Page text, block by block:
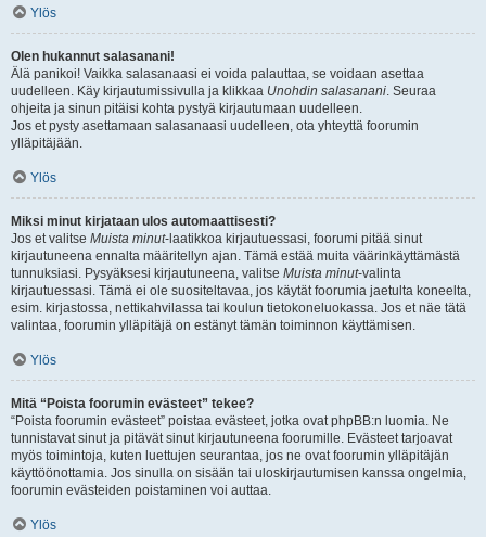
Ylös
Olen hukannut salasanani!
Älä panikoi! Vaikka salasanaasi ei voida palauttaa, se voidaan asettaa
uudelleen. Käy kirjautumissivulla ja klikkaa Unohdin salasanani. Seuraa
ohjeita ja sinun pitäisi kohta pystyä kirjautumaan uudelleen.
Jos et pysty asettamaan salasanaasi uudelleen, ota yhteyttä foorumin
ylläpitäjään.
Ylös
Miksi minut kirjataan ulos automaattisesti?
Jos et valitse Muista minut-laatikkoa kirjautuessasi, foorumi pitää sinut
kirjautuneena ennalta määritellyn ajan. Tämä estää muita väärinkäyttämästä
tunnuksiasi. Pysyäksesi kirjautuneena, valitse Muista minut-valinta
kirjautuessasi. Tämä ei ole suositeltavaa, jos käytät foorumia jaetulta koneelta,
esim. kirjastossa, nettikahvilassa tai koulun tietokoneluokassa. Jos et näe tätä
valintaa, foorumin ylläpitäjä on estänyt tämän toiminnon käyttämisen.
Ylös
Mitä “Poista foorumin evästeet” tekee?
“Poista foorumin evästeet” poistaa evästeet, jotka ovat phpBB:n luomia. Ne
tunnistavat sinut ja pitävät sinut kirjautuneena foorumille. Evästeet tarjoavat
myös toimintoja, kuten luettujen seurantaa, jos ne ovat foorumin ylläpitäjän
käyttöönottamia. Jos sinulla on sisään tai uloskirjautumisen kanssa ongelmia,
foorumin evästeiden poistaminen voi auttaa.
Ylös